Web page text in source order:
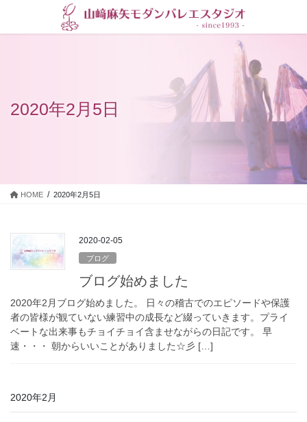
テ
ゲ
2020年2月5日
HOME 2020年2月5日
2020-02-05
ブログ
ブログ始めました
2020年2月ブログ始めました。 日々の稽古でのエピソードや保護
者の皆様が観ていない練習中の成長など綴っていきます。プライ
ベートな出来事もチョイチョイ含ませながらの日記です。 早
速・・・ 朝からいいことがありました☆彡 […]
2020年2月